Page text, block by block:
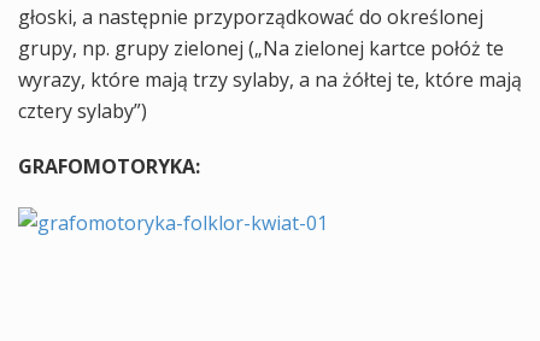
głoski, a następnie przyporządkować do określonej
grupy, np. grupy zielonej („Na zielonej kartce połóż te
wyrazy, które mają trzy sylaby, a na żółtej te, które mają
cztery sylaby”)
GRAFOMOTORYKA: